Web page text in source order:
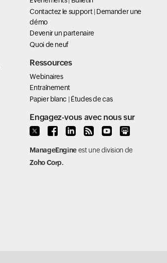
Contactez le support|Demander une
démo
Devenir un partenaire
Quoi de neuf
Ressources
Webinaires
Entraînement
Papier blanc |Études de cas
Engagez-vous avec nous sur
ManageEngineest une division de
Zoho Corp.